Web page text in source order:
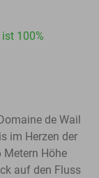
100%
de Wail
im Herzen der
Metern Höhe
auf den Fluss